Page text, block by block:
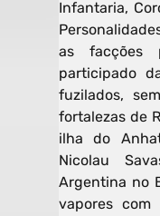
Infantaria,
as facções
participado
fuzilados,
fortalezas de
ilha do
Nicolau
Argentina no
vapores